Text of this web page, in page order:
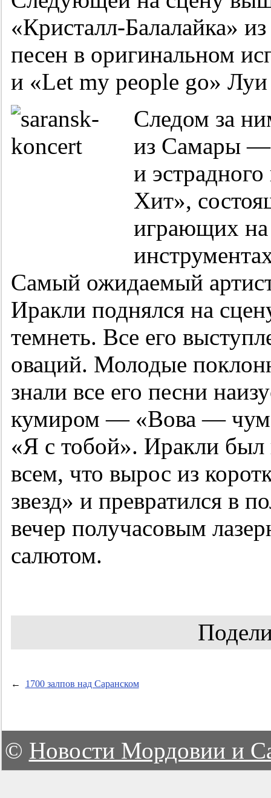
«Кристалл-Балалайка»
песен в оригинальном
и «Let my people go»
Следом за
из Самары —
и
Хит»,
играющих
Самый ожидаемый
Иракли поднялся на
темнеть. Все его
оваций. Молодые
знали все его песни
кумиром — «Вова —
«Я с тобой». Иракли был
всем, что вырос из
звезд» и превратился в
вечер получасовым
салютом.
← 1700 залпов над Саранском
© Новости Мордовии и